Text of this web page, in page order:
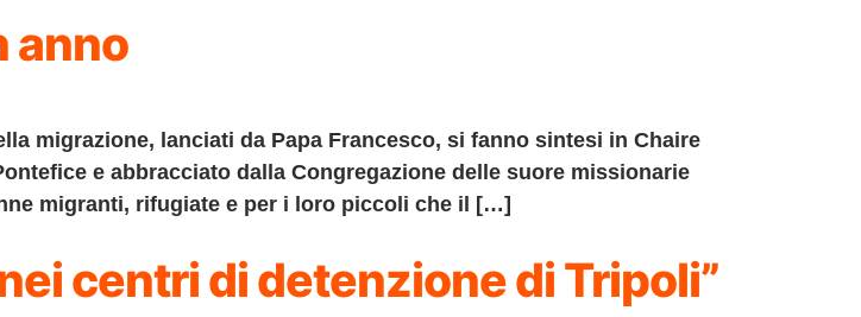
anno
migrazione, lanciati da Papa Francesco, si fanno sintesi in Chaire
e abbracciato dalla Congregazione delle suore missionarie
migranti, rifugiate e per i loro piccoli che il […]
centri di detenzione di Tripoli”